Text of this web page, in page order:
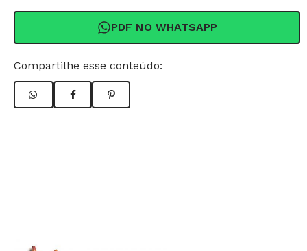
PDF NO WHATSAPP
Compartilhe esse conteúdo: